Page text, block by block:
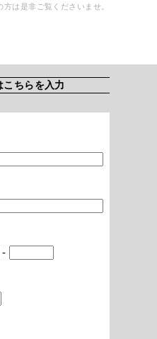
は是非ご覧くださいませ。
こちらを入力
-